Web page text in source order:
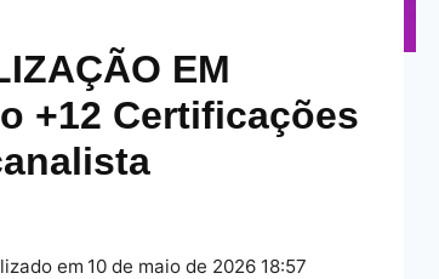
EM
+12 Certificações
em 10 de maio de 2026 18:57